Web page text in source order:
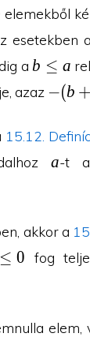
elemekből
ab\leq
b ≤ a
azaz -
(-
−(b +
15.12.
a
a-t
akkor a
≤ 0 fog